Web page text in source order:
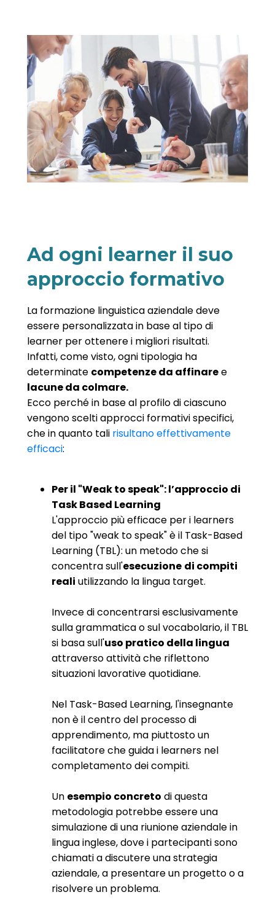
Ad ogni learner il suo
approccio formativo
La formazione linguistica aziendale deve
essere personalizzata in base al tipo di
learner per ottenere i migliori risultati.
Infatti, come visto, ogni tipologia ha
determinate competenze da affinaree
lacune da colmare.
Ecco perché in base al profilo di ciascuno
vengono scelti approcci formativi specifici,
che in quanto tali risultano effettivamente
efficaci:
Per il "Weak to speak": l’approccio di
Task Based Learning
L'approccio più efficace per i learners
del tipo "weak to speak" è il Task-Based
Learning (TBL): un metodo che si
concentra sull'esecuzione di compiti
reali utilizzando la lingua target.
Invece di concentrarsi esclusivamente
sulla grammatica o sul vocabolario, il TBL
si basa sull'uso pratico della lingua
attraverso attività che riflettono
situazioni lavorative quotidiane.
Nel Task-Based Learning, l'insegnante
non è il centro del processo di
apprendimento, ma piuttosto un
facilitatore che guida i learners nel
completamento dei compiti.
Un esempio concreto di questa
metodologia potrebbe essere una
simulazione di una riunione aziendale in
lingua inglese, dove i partecipanti sono
chiamati a discutere una strategia
aziendale, a presentare un progetto o a
risolvere un problema.